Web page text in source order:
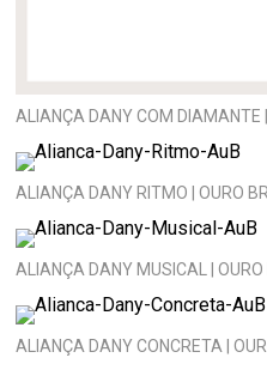
ALIANÇA DANY COM DIAMANTE
ALIANÇA DANY RITMO | OURO
ALIANÇA DANY MUSICAL | OURO
ALIANÇA DANY CONCRETA |